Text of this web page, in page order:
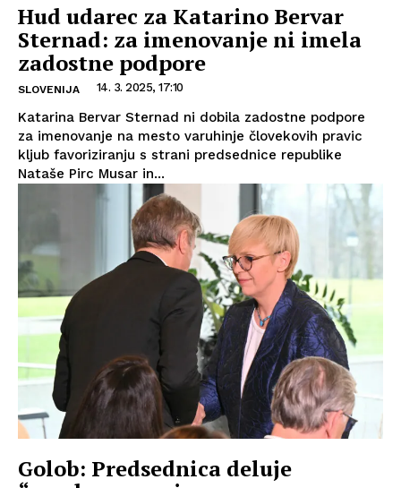
Hud udarec za Katarino Bervar
Sternad: za imenovanje ni imela
zadostne podpore
SLOVENIJA 14. 3. 2025, 17:10
Katarina Bervar Sternad ni dobila zadostne podpore
za imenovanje na mesto varuhinje človekovih pravic
kljub favoriziranju s strani predsednice republike
Nataše Pirc Musar in...
Golob: Predsednica deluje